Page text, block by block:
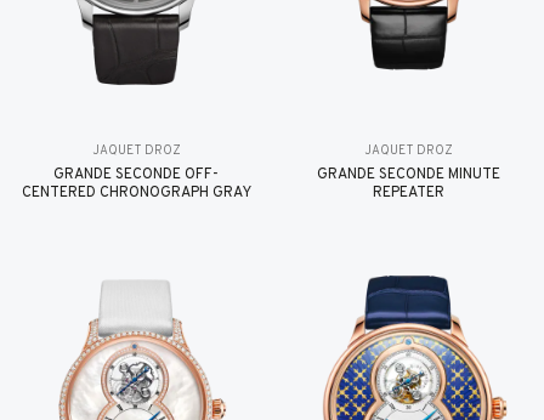
JAQUET DROZ
GRANDE SECONDE OFF-
CENTERED CHRONOGRAPH GRAY
JAQUET DROZ
GRANDE SECONDE MINUTE
REPEATER